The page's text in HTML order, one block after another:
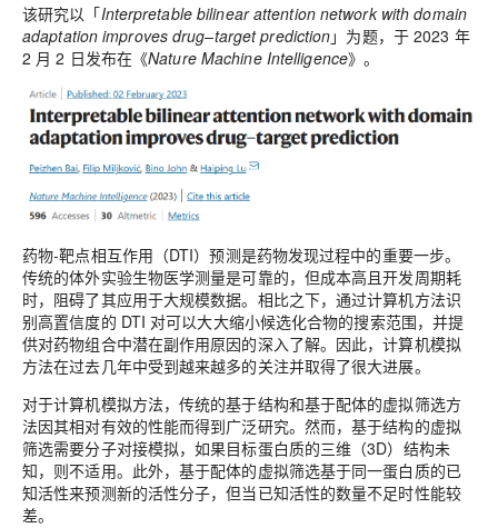
该研究以「Interpretable bilinear attention network with domain
adaptation improves drug–target prediction」为题，于 2023 年
2 月 2 日发布在《Nature Machine Intelligence》。
药物-靶点相互作用（DTI）预测是药物发现过程中的重要一步。
传统的体外实验生物医学测量是可靠的，但成本高且开发周期耗
时，阻碍了其应用于大规模数据。相比之下，通过计算机方法识
别高置信度的 DTI 对可以大大缩小候选化合物的搜索范围，并提
供对药物组合中潜在副作用原因的深入了解。因此，计算机模拟
方法在过去几年中受到越来越多的关注并取得了很大进展。
对于计算机模拟方法，传统的基于结构和基于配体的虚拟筛选方
法因其相对有效的性能而得到广泛研究。然而，基于结构的虚拟
筛选需要分子对接模拟，如果目标蛋白质的三维（3D）结构未
知，则不适用。此外，基于配体的虚拟筛选基于同一蛋白质的已
知活性来预测新的活性分子，但当已知活性的数量不足时性能较
差。